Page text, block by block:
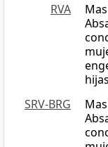
RVA
SRV-BRG